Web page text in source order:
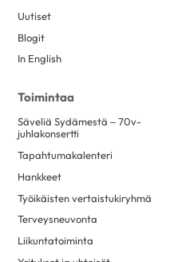
Uutiset
Blogit
In English
Toimintaa
Säveliä Sydämestä – 70v-
juhlakonsertti
Tapahtumakalenteri
Hankkeet
Työikäisten vertaistukiryhmä
Terveysneuvonta
Liikuntatoiminta